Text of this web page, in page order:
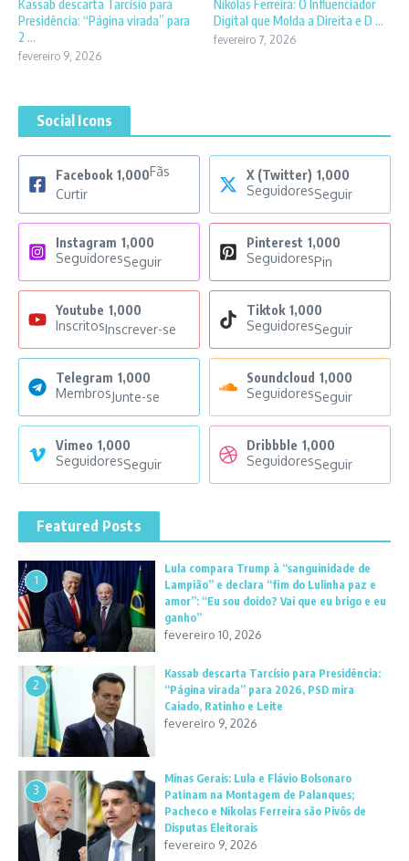
Kassab descarta Tarcísio para
Presidência: “Página virada” para
2 ...
fevereiro 9, 2026
Nikolas Ferreira: O Influenciador
Digital que Molda a Direita e D ...
fevereiro 7, 2026
Social Icons
Facebook 1,000Fãs
Curtir
X (Twitter) 1,000
SeguidoresSeguir
Instagram 1,000
SeguidoresSeguir
Pinterest 1,000
SeguidoresPin
Youtube 1,000
InscritosInscrever-se
Tiktok 1,000
SeguidoresSeguir
Telegram 1,000
MembrosJunte-se
Soundcloud 1,000
SeguidoresSeguir
Vimeo 1,000
SeguidoresSeguir
Dribbble 1,000
SeguidoresSeguir
Featured Posts
1
Lula compara Trump à “sanguinidade de
Lampião” e declara “fim do Lulinha paz e
amor”: “Eu sou doido? Vai que eu brigo e eu
ganho”
fevereiro 10, 2026
2
Kassab descarta Tarcísio para Presidência:
“Página virada” para 2026, PSD mira
Caiado, Ratinho e Leite
fevereiro 9, 2026
3
Minas Gerais: Lula e Flávio Bolsonaro
Patinam na Montagem de Palanques;
Pacheco e Nikolas Ferreira são Pivôs de
Disputas Eleitorais
fevereiro 9, 2026